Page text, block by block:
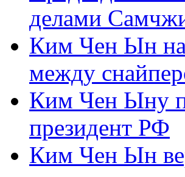
делами
Ким Чен Ын
между
Ким Чен Ыну
президент РФ
Ким Чен Ын